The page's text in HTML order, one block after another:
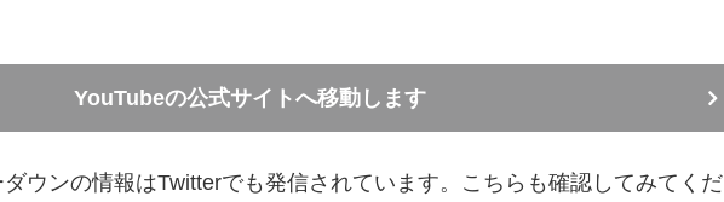
YouTubeの公式サイトへ移動します
ウンの情報はTwitterでも発信されています。こちらも確認してみてくだ